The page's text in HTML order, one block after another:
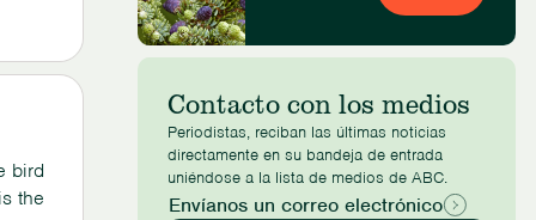
bird
the
Contacto con los medios
Periodistas, reciban las últimas noticias
directamente en su bandeja de entrada
uniéndose a la lista de medios de ABC.
Envíanos un correo electrónico